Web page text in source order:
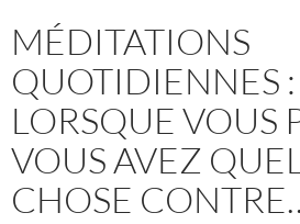
MÉDITATIONS
QUOTIDIENNES :
LORSQUE VOUS
VOUS AVEZ
CHOSE